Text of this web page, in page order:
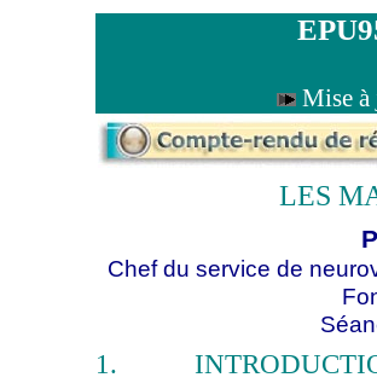
Mise
LES
Chef du service de
1.